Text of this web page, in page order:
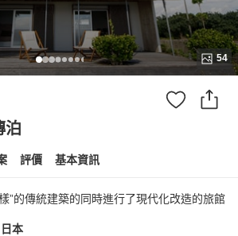
54
泊
評價 基本資訊
”的傳統建築的同時進行了現代化改造的旅館
本